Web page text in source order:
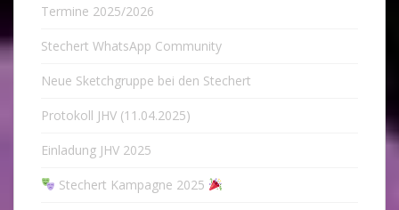
Termine 2025/2026
Stechert WhatsApp Community
Neue Sketchgruppe bei den Stechert
Protokoll JHV (11.04.2025)
Einladung JHV 2025
Stechert Kampagne 2025